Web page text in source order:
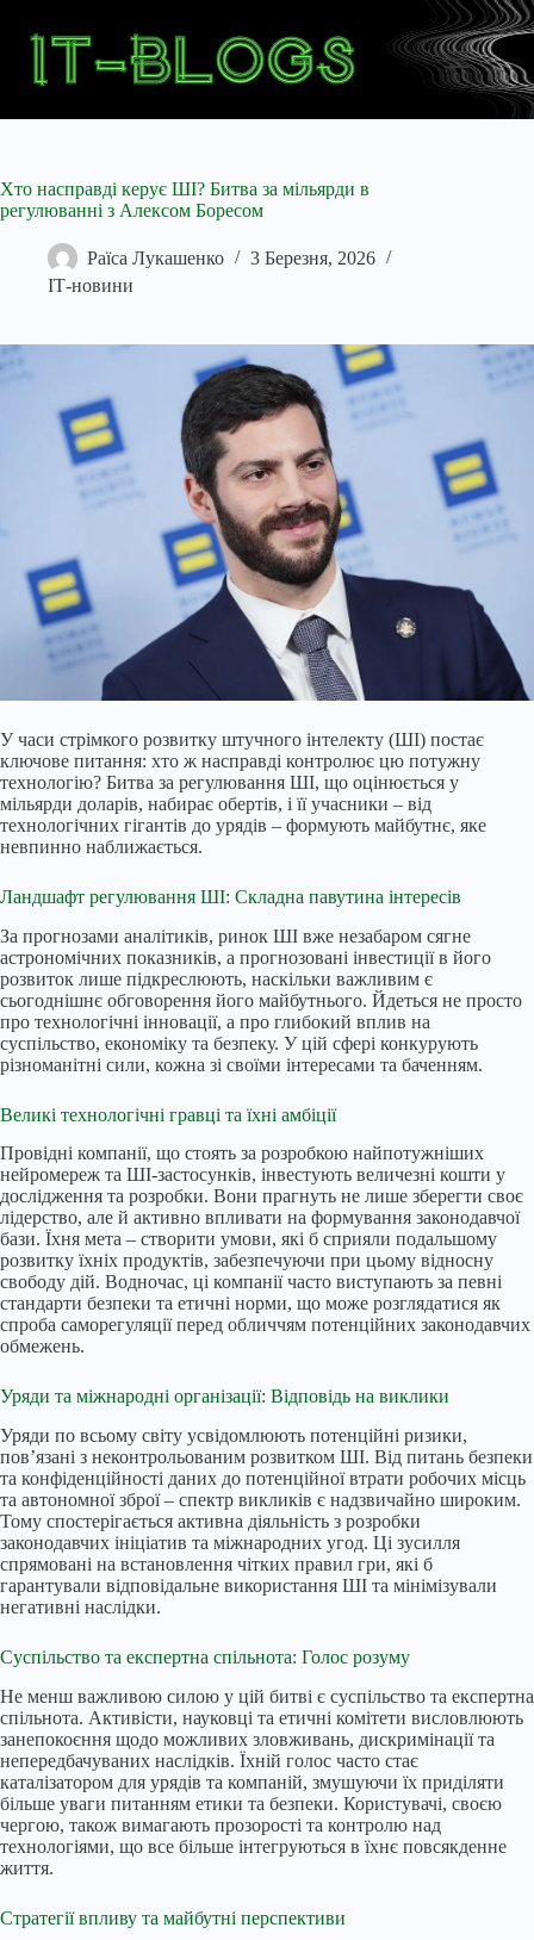
Хто насправді керує ШІ? Битва за мільярди в
регулюванні з Алексом Боресом
Раїса Лукашенко
3 Березня, 2026
ІТ-новини
У часи стрімкого розвитку штучного інтелекту (ШІ) постає
ключове питання: хто ж насправді контролює цю потужну
технологію? Битва за регулювання ШІ, що оцінюється у
мільярди доларів, набирає обертів, і її учасники – від
технологічних гігантів до урядів – формують майбутнє, яке
невпинно наближається.
Ландшафт регулювання ШІ: Складна павутина інтересів
За прогнозами аналітиків, ринок ШІ вже незабаром сягне
астрономічних показників, а прогнозовані інвестиції в його
розвиток лише підкреслюють, наскільки важливим є
сьогоднішнє обговорення його майбутнього. Йдеться не просто
про технологічні інновації, а про глибокий вплив на
суспільство, економіку та безпеку. У цій сфері конкурують
різноманітні сили, кожна зі своїми інтересами та баченням.
Великі технологічні гравці та їхні амбіції
Провідні компанії, що стоять за розробкою найпотужніших
нейромереж та ШІ-застосунків, інвестують величезні кошти у
дослідження та розробки. Вони прагнуть не лише зберегти своє
лідерство, але й активно впливати на формування законодавчої
бази. Їхня мета – створити умови, які б сприяли подальшому
розвитку їхніх продуктів, забезпечуючи при цьому відносну
свободу дій. Водночас, ці компанії часто виступають за певні
стандарти безпеки та етичні норми, що може розглядатися як
спроба саморегуляції перед обличчям потенційних законодавчих
обмежень.
Уряди та міжнародні організації: Відповідь на виклики
Уряди по всьому світу усвідомлюють потенційні ризики,
пов’язані з неконтрольованим розвитком ШІ. Від питань безпеки
та конфіденційності даних до потенційної втрати робочих місць
та автономної зброї – спектр викликів є надзвичайно широким.
Тому спостерігається активна діяльність з розробки
законодавчих ініціатив та міжнародних угод. Ці зусилля
спрямовані на встановлення чітких правил гри, які б
гарантували відповідальне використання ШІ та мінімізували
негативні наслідки.
Суспільство та експертна спільнота: Голос розуму
Не менш важливою силою у цій битві є суспільство та експертна
спільнота. Активісти, науковці та етичні комітети висловлюють
занепокоєння щодо можливих зловживань, дискримінації та
непередбачуваних наслідків. Їхній голос часто стає
каталізатором для урядів та компаній, змушуючи їх приділяти
більше уваги питанням етики та безпеки. Користувачі, своєю
чергою, також вимагають прозорості та контролю над
технологіями, що все більше інтегруються в їхнє повсякденне
життя.
Стратегії впливу та майбутні перспективи